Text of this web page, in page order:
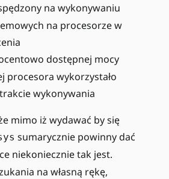
na wykonywaniu
na procesorze w
dostępnej mocy
procesora wykorzystało
wykonywania
mimo iż wydawać by się
sumarycznie powinny dać
niekoniecznie tak jest.
na własną rękę,